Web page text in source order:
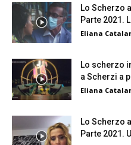
Lo Scherzo
Parte 2021.
Eliana
Lo scherzo
a Scherzi a
Eliana
Lo Scherzo
Parte 2021.